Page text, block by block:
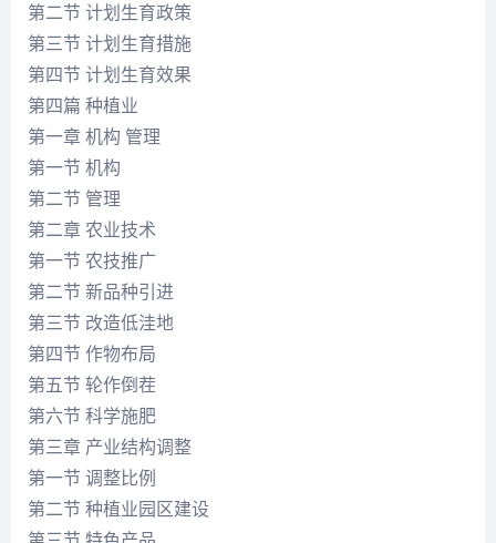
第二节 计划生育政策
第三节 计划生育措施
第四节 计划生育效果
第四篇 种植业
第一章 机构 管理
第一节 机构
第二节 管理
第二章 农业技术
第一节 农技推广
第二节 新品种引进
第三节 改造低洼地
第四节 作物布局
第五节 轮作倒茬
第六节 科学施肥
第三章 产业结构调整
第一节 调整比例
第二节 种植业园区建设